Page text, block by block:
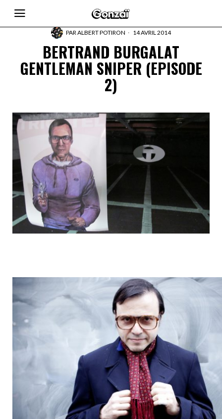
PARALBERT POTIRON 14 AVRIL 2014
BERTRAND BURGALAT
GENTLEMAN SNIPER (EPISODE
2)